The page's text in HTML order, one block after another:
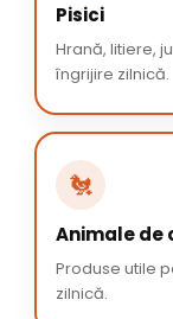
Pisici
Hrană, litiere,
îngrijire zilnică.
🐔
Animale de
Produse utile
zilnică.